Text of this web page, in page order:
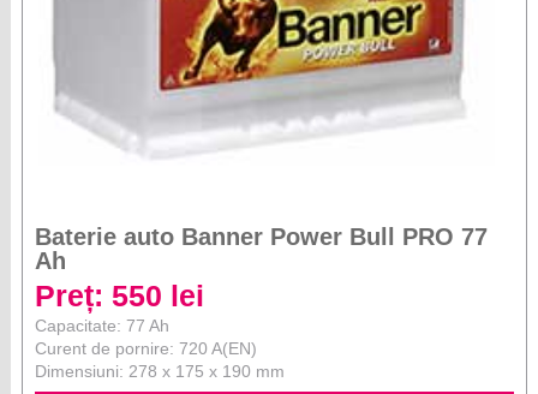
Baterie auto Banner Power Bull PRO 77
Ah
Preț: 550 lei
Capacitate: 77 Ah
Curent de pornire: 720 A(EN)
Dimensiuni: 278 x 175 x 190 mm